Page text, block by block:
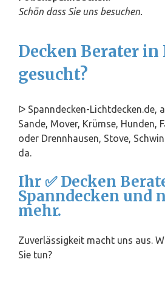
Schön dass Sie uns besuchen.
Decken Berater in
gesucht?
ᐅ Spanndecken-Lichtdecken.de,
Sande, Mover, Krümse, Hunden,
oder Drennhausen, Stove,
da.
Ihr ✅ Decken
Spanndecken und
mehr.
Zuverlässigkeit macht uns aus.
Sie tun?